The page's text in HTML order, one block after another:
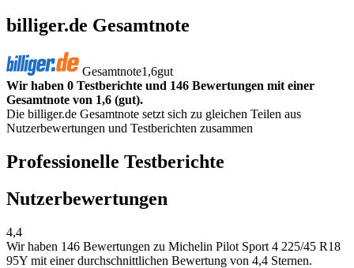
billiger.de Gesamtnote
Gesamtnote1,6gut
Wir haben 0 Testberichte und 146 Bewertungen mit einer
Gesamtnote von 1,6 (gut).
Die billiger.de Gesamtnote setzt sich zu gleichen Teilen aus
Nutzerbewertungen und Testberichten zusammen
Professionelle Testberichte
Nutzerbewertungen
4,4
Wir haben 146 Bewertungen zu Michelin Pilot Sport 4 225/45 R18
95Y mit einer durchschnittlichen Bewertung von 4,4 Sternen.